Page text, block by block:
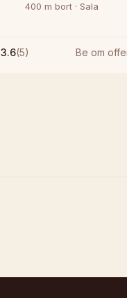
400 m bort · Sala
3.6(5) Be om